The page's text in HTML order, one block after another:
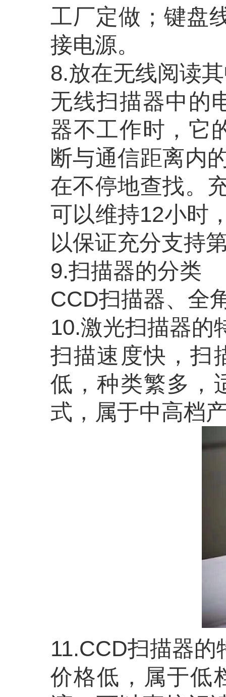
工厂定做；键盘
接电源。
8.放在无线阅读
无线扫描器中的
器不工作时，它
断与通信距离内
在不停地查找。
可以维持12小时
以保证充分支持
9.扫描器的分类
CCD扫描器、全
10.激光扫描器的
扫描速度快，扫
低，种类繁多，
式，属于中高档
11.CCD扫描器的
价格低，属于低